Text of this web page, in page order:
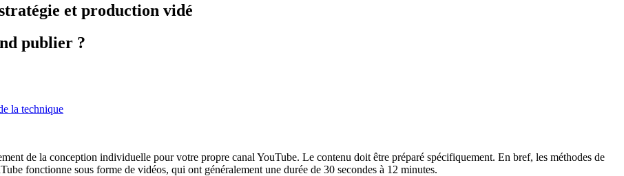
et production vidé
publier ?
la technique
de la conception individuelle pour votre propre canal YouTube. Le contenu doit être préparé spécifiquement. En bref, les méthodes de
fonctionne sous forme de vidéos, qui ont généralement une durée de 30 secondes à 12 minutes.